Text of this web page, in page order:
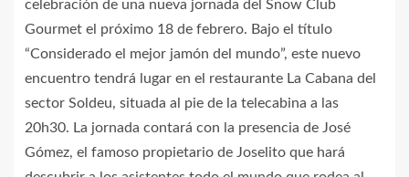
celebración de una nueva jornada del Snow Club
Gourmet el próximo 18 de febrero. Bajo el título
“Considerado el mejor jamón del mundo”, este nuevo
encuentro tendrá lugar en el restaurante La Cabana del
sector Soldeu, situada al pie de la telecabina a las
20h30. La jornada contará con la presencia de José
Gómez, el famoso propietario de Joselito que hará